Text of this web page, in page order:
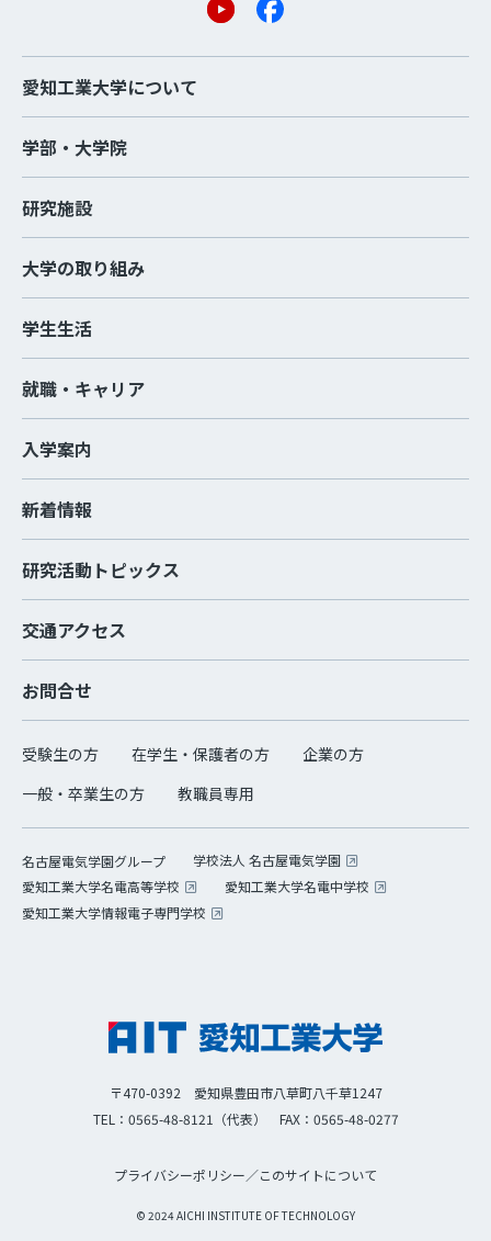
愛知工業大学について
学部・大学院
研究施設
大学の取り組み
学生生活
就職・キャリア
入学案内
新着情報
研究活動トピックス
交通アクセス
お問合せ
受験生の方 在学生・保護者の方
企業の方
一般・卒業生の方
教職員専用
名古屋電気学園グループ
学校法人 名古屋電気学園
愛知工業大学名電高等学校
愛知工業大学名電中学校
愛知工業大学情報電子専門学校
〒470-0392 愛知県豊田市八草町八千草1247
TEL：0565-48-8121（代表）
FAX：0565-48-0277
プライバシーポリシー／このサイトについて
© 2024 AICHI INSTITUTE OF TECHNOLOGY